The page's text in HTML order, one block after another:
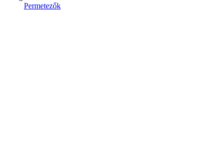
Permetezők